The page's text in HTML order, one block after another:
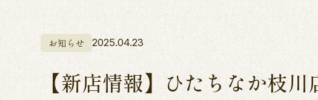
お知らせ 2025.04.23
【新店情報】ひたちなか枝